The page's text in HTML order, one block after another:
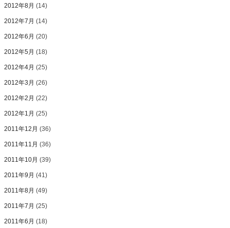
2012年8月 (14)
2012年7月 (14)
2012年6月 (20)
2012年5月 (18)
2012年4月 (25)
2012年3月 (26)
2012年2月 (22)
2012年1月 (25)
2011年12月 (36)
2011年11月 (36)
2011年10月 (39)
2011年9月 (41)
2011年8月 (49)
2011年7月 (25)
2011年6月 (18)